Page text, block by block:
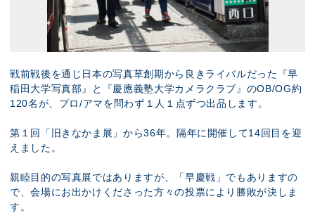
戦前戦後を通じ日本の写真草創期から良きライバルだった『早
稲田大学写真部』と『慶應義塾大学カメラクラブ』のOB/OG約
120名が、プロ/アマを問わず１人１点ずつ出品します。
第１回「旧きなかま展」から36年。隔年に開催して14回目を迎
えました。
親睦目的の写真展ではありますが、「早慶戦」でもありますの
で、会場にお出かけくださった方々の投票により勝敗が決しま
す。